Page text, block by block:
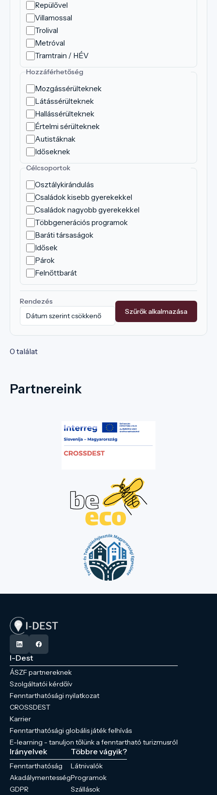
Repülővel
Villamossal
Trolival
Metróval
Tramtrain / HÉV
Hozzáférhetőség
Mozgássérülteknek
Látássérülteknek
Hallássérülteknek
Értelmi sérülteknek
Autistáknak
Időseknek
Célcsoportok
Osztálykirándulás
Családok kisebb gyerekekkel
Családok nagyobb gyerekekkel
Többgenerációs programok
Baráti társaságok
Idősek
Párok
Felnőttbarát
Rendezés
Szűrők alkalmazása
0 találat
Partnereink
I-Dest
ÁSZF partnereknek
Szolgáltatói kérdőív
Fenntarthatósági nyilatkozat
CROSSDEST
Karrier
Fenntarthatósági globális játék felhívás
E-learning - tanuljon tőlünk a fenntartható turizmusról
Irányelvek
Fenntarthatóság
Akadálymentesség
GDPR
Többre vágyik?
Látnivalók
Programok
Szállások